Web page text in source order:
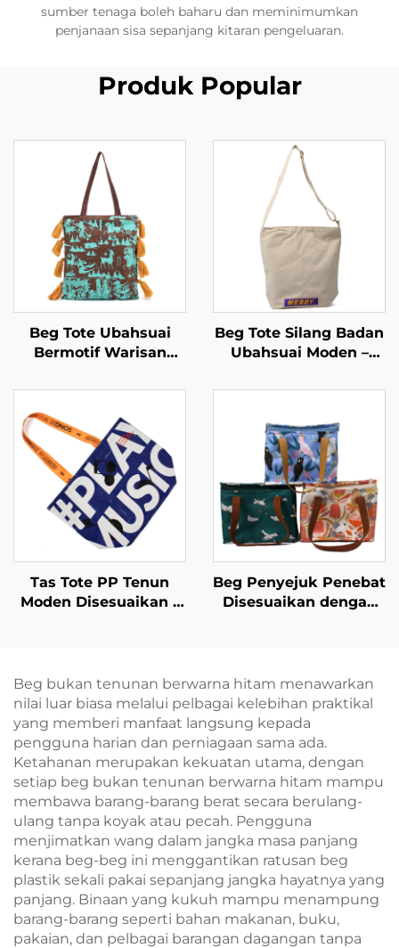
sumber tenaga boleh baharu dan meminimumkan
penjanaan sisa sepanjang kitaran pengeluaran.
Produk Popular
Beg Tote Ubahsuai
Bermotif Warisan
Artisan yang Berakar
Tempatan
Beg Tote Silang Badan
Ubahsuai Moden –
untuk Gaya Pakaian
Tas Tote PP Tenun
Moden Disesuaikan –
Beg Penyejuk Penebat
Disesuaikan dengan
Burung & Bunga
Beg bukan tenunan berwarna hitam menawarkan
nilai luar biasa melalui pelbagai kelebihan praktikal
yang memberi manfaat langsung kepada
pengguna harian dan perniagaan sama ada.
Ketahanan merupakan kekuatan utama, dengan
setiap beg bukan tenunan berwarna hitam mampu
membawa barang-barang berat secara berulang-
ulang tanpa koyak atau pecah. Pengguna
menjimatkan wang dalam jangka masa panjang
kerana beg-beg ini menggantikan ratusan beg
plastik sekali pakai sepanjang jangka hayatnya yang
panjang. Binaan yang kukuh mampu menampung
barang-barang seperti bahan makanan, buku,
pakaian, dan pelbagai barangan dagangan tanpa